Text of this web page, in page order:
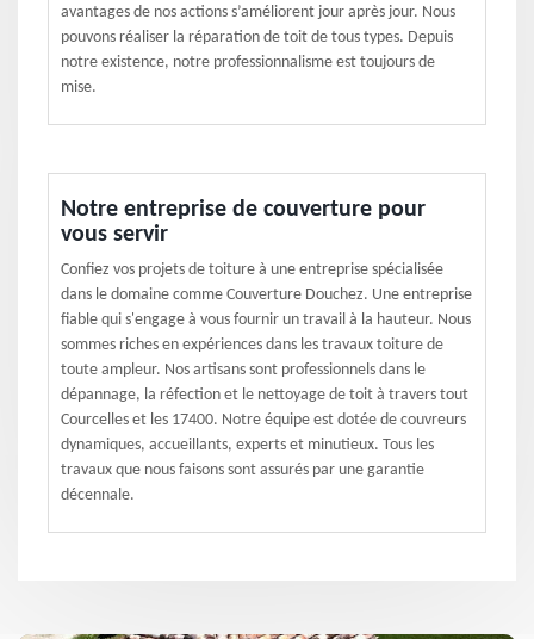
avantages de nos actions s’améliorent jour après jour. Nous
pouvons réaliser la réparation de toit de tous types. Depuis
notre existence, notre professionnalisme est toujours de
mise.
Notre entreprise de couverture pour
vous servir
Confiez vos projets de toiture à une entreprise spécialisée
dans le domaine comme Couverture Douchez. Une entreprise
fiable qui s'engage à vous fournir un travail à la hauteur. Nous
sommes riches en expériences dans les travaux toiture de
toute ampleur. Nos artisans sont professionnels dans le
dépannage, la réfection et le nettoyage de toit à travers tout
Courcelles et les 17400. Notre équipe est dotée de couvreurs
dynamiques, accueillants, experts et minutieux. Tous les
travaux que nous faisons sont assurés par une garantie
décennale.